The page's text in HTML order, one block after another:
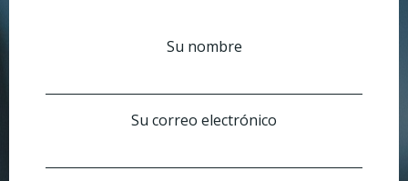
Su nombre
Su correo electrónico